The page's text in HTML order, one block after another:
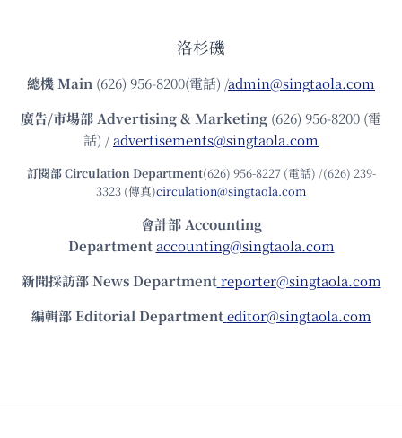
洛杉磯
總機Main (626) 956-8200(電話) /admin@singtaola.com
廣告/市場部Advertising & Marketing (626) 956-8200 (電
話) /advertisements@singtaola.com
訂閱部 Circulation Department(626) 956-8227 (電話) /(626) 239-
3323 (傳真)circulation@singtaola.com
會計部 Accounting
Department accounting@singtaola.com
新聞採訪部 News Department reporter@singtaola.com
編輯部 Editorial Department editor@singtaola.com